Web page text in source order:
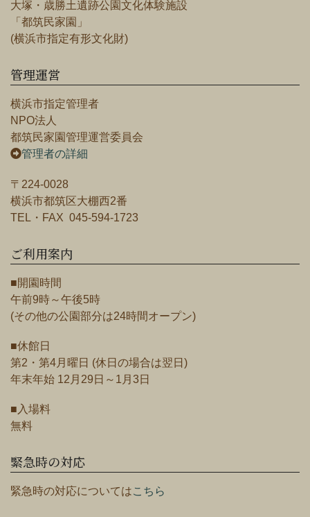
大塚・歳勝土遺跡公園文化体験施設
「都筑民家園」
(横浜市指定有形文化財)
管理運営
横浜市指定管理者
NPO法人
都筑民家園管理運営委員会
管理者の詳細
〒224-0028
横浜市都筑区大棚西2番
TEL・FAX 045-594-1723
ご利用案内
■開園時間
午前9時～午後5時
(その他の公園部分は24時間オープン)
■休館日
第2・第4月曜日 (休日の場合は翌日)
年末年始 12月29日～1月3日
■入場料
無料
緊急時の対応
緊急時の対応についてはこちら